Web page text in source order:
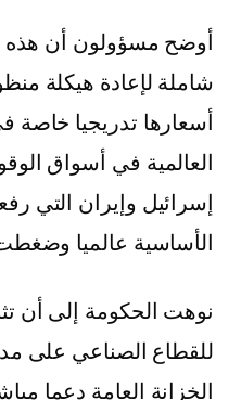
أوضح مسؤولون أن
شاملة لإعادة هيكلة
أسعارها تدريجيا خاصة
العالمية في أسواق
إسرائيل وإيران التي
الأساسية عالميا
نوهت الحكومة إلى أن
للقطاع الصناعي